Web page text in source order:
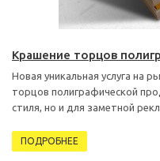
Крашение торцов
Новая уникальная услуга на
торцов полиграфической
стиля, но и для заметной
ПОДРОБНЕЕ